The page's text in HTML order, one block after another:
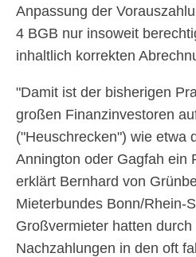
Anpassung der
4 BGB nur insoweit
inhaltlich korrekten
Damit ist der bisherigen
großen Finanzinvestoren
( Heuschrecken ) wie etwa
Annington oder Gagfah ein
erklärt Bernhard von
Mieterbundes Bonn/Rhein-
Großvermieter hatten
Nachzahlungen in den oft